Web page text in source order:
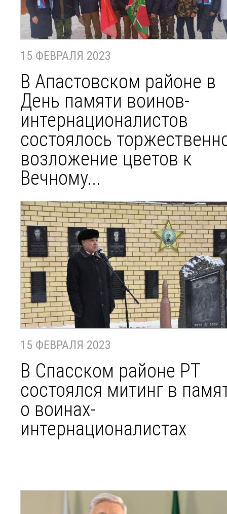
15 ФЕВРАЛЯ 2023
В Апастовском районе в
День памяти воинов-
интернационалистов
состоялось
возложение цветов к
Вечному...
15 ФЕВРАЛЯ 2023
В Спасском районе РТ
состоялся митинг в
о воинах-
интернационалистах